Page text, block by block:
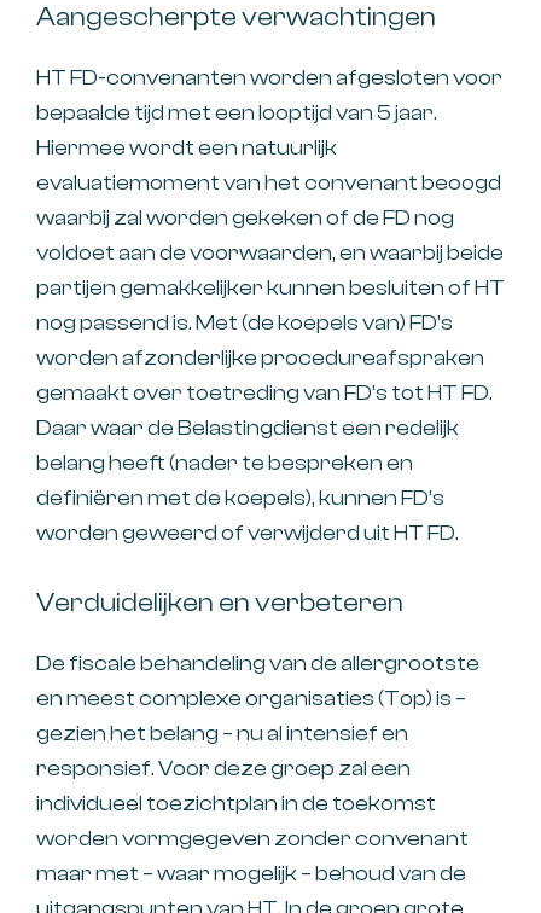
Aangescherpte verwachtingen
HT FD-convenanten worden afgesloten voor
bepaalde tijd met een looptijd van 5 jaar.
Hiermee wordt een natuurlijk
evaluatiemoment van het convenant beoogd
waarbij zal worden gekeken of de FD nog
voldoet aan de voorwaarden, en waarbij beide
partijen gemakkelijker kunnen besluiten of HT
nog passend is. Met (de koepels van) FD’s
worden afzonderlijke procedureafspraken
gemaakt over toetreding van FD’s tot HT FD.
Daar waar de Belastingdienst een redelijk
belang heeft (nader te bespreken en
definiëren met de koepels), kunnen FD’s
worden geweerd of verwijderd uit HT FD.
Verduidelijken en verbeteren
De fiscale behandeling van de allergrootste
en meest complexe organisaties (Top) is –
gezien het belang – nu al intensief en
responsief. Voor deze groep zal een
individueel toezichtplan in de toekomst
worden vormgegeven zonder convenant
maar met – waar mogelijk – behoud van de